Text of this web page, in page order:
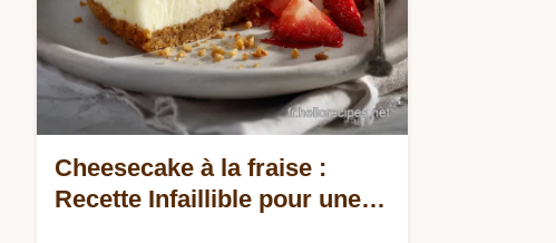
Cheesecake à la fraise :
Recette Infaillible pour une